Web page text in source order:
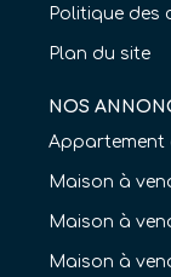
Politique des
Plan du site
NOS
Appartement
Maison à
Maison à
Maison à